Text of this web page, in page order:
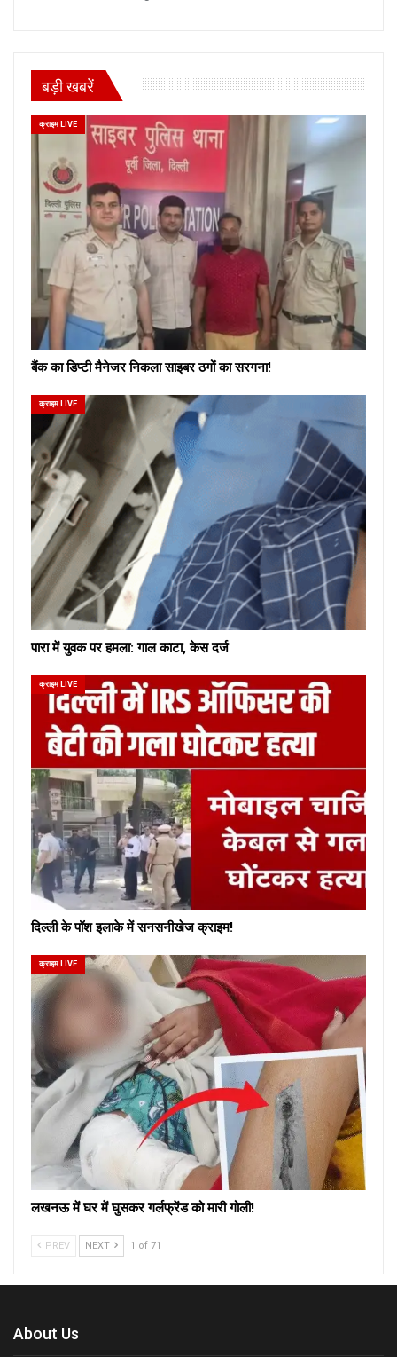
बड़ी खबरें
क्राइम LIVE
बैंक का डिप्टी मैनेजर निकला साइबर ठगों का सरगना!
क्राइम LIVE
पारा में युवक पर हमला: गाल काटा, केस दर्ज
क्राइम LIVE
दिल्ली के पॉश इलाके में सनसनीखेज क्राइम!
क्राइम LIVE
लखनऊ में घर में घुसकर गर्लफ्रेंड को मारी गोली!
PREV NEXT 1 of 71
About Us